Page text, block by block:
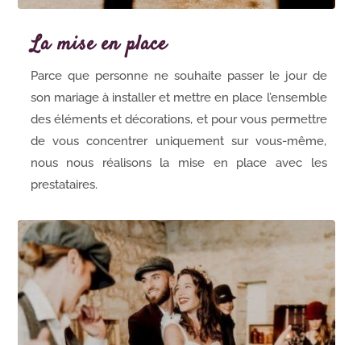
La mise en place
Parce que personne ne souhaite passer le jour de
son mariage à installer et mettre en place l’ensemble
des éléments et décorations, et pour vous permettre
de vous concentrer uniquement sur vous-même,
nous nous réalisons la mise en place avec les
prestataires.